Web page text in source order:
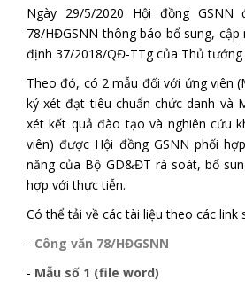
Ngày 29/5/2020 Hội đồng
78/HĐGSNN thông báo bổ sung,
định 37/2018/QĐ-TTg của Thủ tướng
Theo đó, có 2 mẫu đối với ứng viên
ký xét đạt tiêu chuẩn chức danh và
xét kết quả đào tạo và nghiên cứu
viên) được Hội đồng GSNN phối
năng của Bộ GD&ĐT rà soát, bổ
hợp với thực tiễn.
Có thể tải về các tài liệu theo các link
- Công văn 78/HĐGSNN
- Mẫu số 1 (file word)